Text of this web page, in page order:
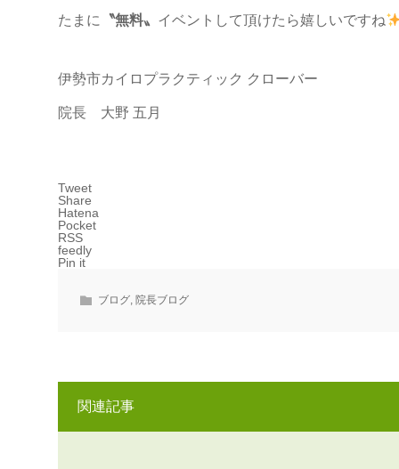
たまに 〝無料〟 イベントして頂けたら嬉しいですね
伊勢市カイロプラクティック クローバー
院長 大野 五月
Tweet
Share
Hatena
Pocket
RSS
feedly
Pin it
ブログ, 院長ブログ
関連記事